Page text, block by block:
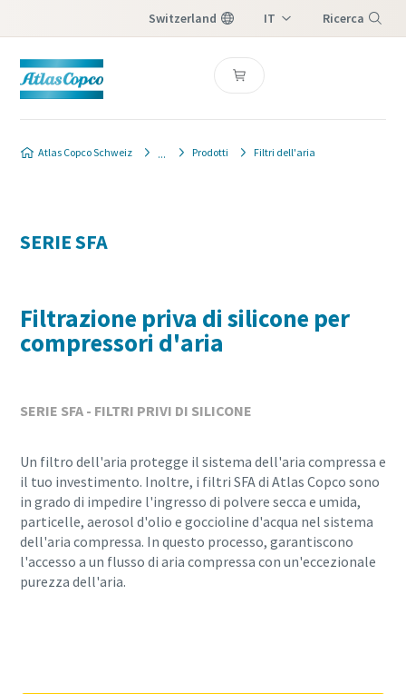
Switzerland IT Ricerca
Atlas Copco Schweiz Prodotti Filtri dell'aria
SERIE SFA
Filtrazione priva di silicone per
compressori d'aria
SERIE SFA - FILTRI PRIVI DI SILICONE
Un filtro dell'aria protegge il sistema dell'aria compressa e
il tuo investimento. Inoltre, i filtri SFA di Atlas Copco sono
in grado di impedire l'ingresso di polvere secca e umida,
particelle, aerosol d'olio e goccioline d'acqua nel sistema
dell'aria compressa. In questo processo, garantiscono
l'accesso a un flusso di aria compressa con un'eccezionale
purezza dell'aria.